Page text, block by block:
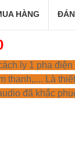
HÀNG
ly 1 pha
thanh,.... Là
đã khắc